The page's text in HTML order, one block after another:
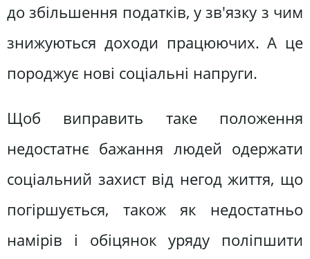
до збільшення податків, у зв'язку з чим
знижуються доходи працюючих. А це
породжує нові соціальні напруги.
Щоб виправить таке положення
недостатнє бажання людей одержати
соціальний захист від негод життя, що
погіршується, також як недостатньо
намірів і обіцянок уряду поліпшити